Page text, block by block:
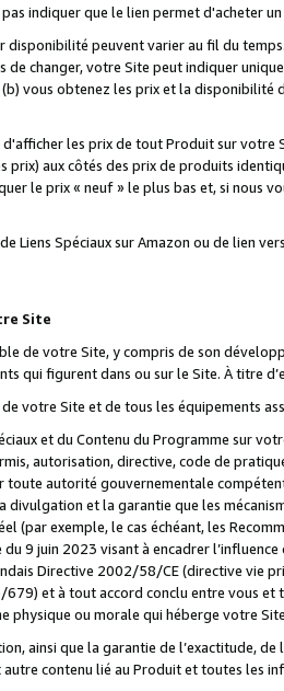
indiquer que le lien permet d'acheter
disponibilité peuvent varier au fil du
de changer, votre Site peut indiquer
vous obtenez les prix et la disponibilité
d'afficher les prix de tout Produit sur
prix) aux côtés des prix de produits
le prix « neuf » le plus bas et, si nous
Liens Spéciaux sur Amazon ou de lien
Site
de votre Site, y compris de son
qui figurent dans ou sur le Site. À titre
votre Site et de tous les équipements
et du Contenu du Programme sur
autorisation, directive, code de
toute autorité gouvernementale
divulgation et la garantie que les
(par exemple, le cas échéant, les
9 juin 2023 visant à encadrer
Directive 2002/58/CE (directive vie
679) et à tout accord conclu entre vous
physique ou morale qui héberge votre
ainsi que la garantie de l’exactitude,
contenu lié au Produit et toutes les